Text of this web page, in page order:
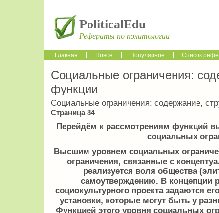
PoliticalEdu
Рефераты по политологии
Главная Новое Популярное Список
Социальные ограничения:
функции
Социальные ограничения: содержание,
Страница 84
Перейдём к рассмотрениям функций
социальных
Высшим уровнем социальных
ограничения, связанные с
реализуется воля общества
самоутверждению. В концепции
социокультурного проекта задаются
установки, которые могут быть у
Функцией этого уровня социальных